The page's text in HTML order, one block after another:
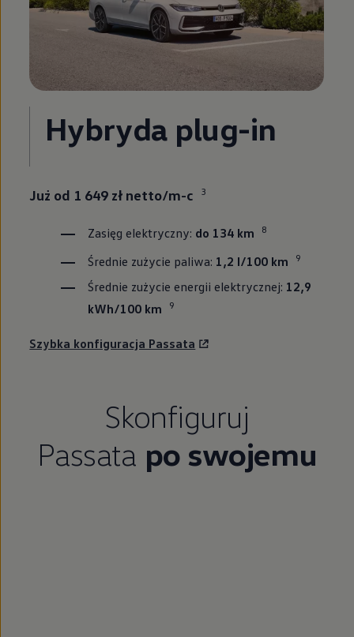
Hybryda plug-in
Już od 1 649 zł netto/m-c 3
Zasięg elektryczny: do 134 km 8
Średnie zużycie paliwa: 1,2 l/100 km 9
Średnie zużycie energii elektrycznej: 12,9
kWh/100 km
9
Szybka konfiguracja Passata
Skonfiguruj
Passata po swojemu